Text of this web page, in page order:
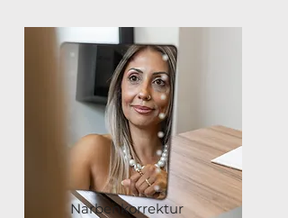
Narbenkorrektur